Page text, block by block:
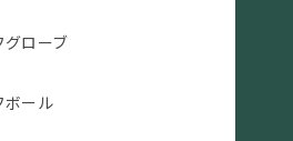
グローブ
ボール